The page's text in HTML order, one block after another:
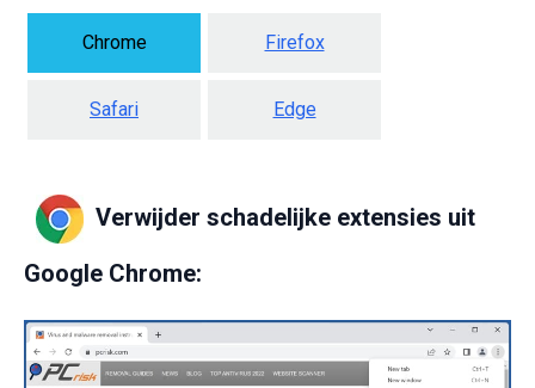
Chrome Firefox
Safari Edge
Verwijder schadelijke extensies uit
Google Chrome: